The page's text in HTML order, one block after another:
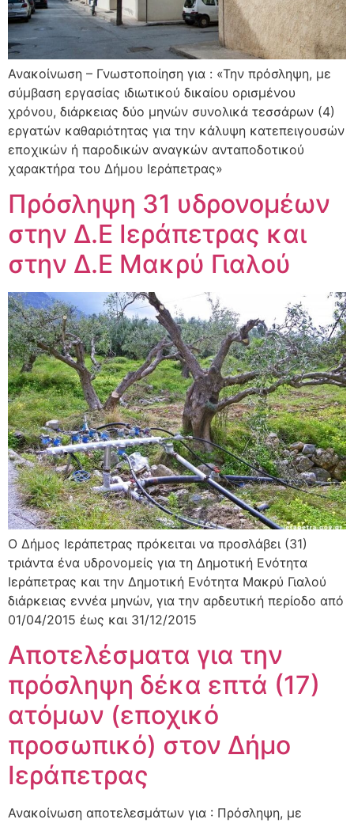
Ανακοίνωση – Γνωστοποίηση για : «Την πρόσληψη, με
σύμβαση εργασίας ιδιωτικού δικαίου ορισμένου
χρόνου, διάρκειας δύο μηνών συνολικά τεσσάρων (4)
εργατών καθαριότητας για την κάλυψη κατεπειγουσών
εποχικών ή παροδικών αναγκών ανταποδοτικού
χαρακτήρα του Δήμου Ιεράπετρας»
Πρόσληψη 31 υδρονομέων
στην Δ.Ε Ιεράπετρας και
στην Δ.Ε Μακρύ Γιαλού
O Δήμος Ιεράπετρας πρόκειται να προσλάβει (31)
τριάντα ένα υδρονομείς για τη Δημοτική Ενότητα
Ιεράπετρας και την Δημοτική Ενότητα Μακρύ Γιαλού
διάρκειας εννέα μηνών, για την αρδευτική περίοδο από
01/04/2015 έως και 31/12/2015
Αποτελέσματα για την
πρόσληψη δέκα επτά (17)
ατόμων (εποχικό
προσωπικό) στον Δήμο
Ιεράπετρας
Ανακοίνωση αποτελεσμάτων για : Πρόσληψη, με